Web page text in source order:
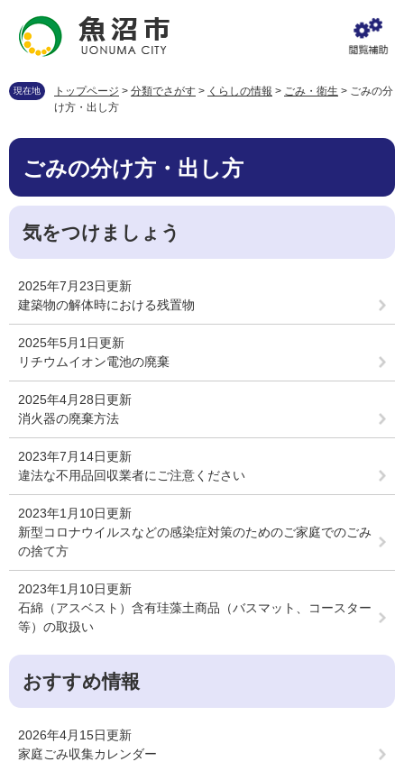
先
す
を
し
へ
現在地 トップページ > 分類でさがす > くらしの情報 > ごみ・衛生 > ごみの分
け方・出し方
本
ごみの分け方・出し方
気をつけましょう
2025年7月23日更新
建築物の解体時における残置物
2025年5月1日更新
リチウムイオン電池の廃棄
2025年4月28日更新
消火器の廃棄方法
2023年7月14日更新
違法な不用品回収業者にご注意ください
2023年1月10日更新
新型コロナウイルスなどの感染症対策のためのご家庭でのごみ
の捨て方
2023年1月10日更新
石綿（アスベスト）含有珪藻土商品（バスマット、コースター
等）の取扱い
おすすめ情報
2026年4月15日更新
家庭ごみ収集カレンダー